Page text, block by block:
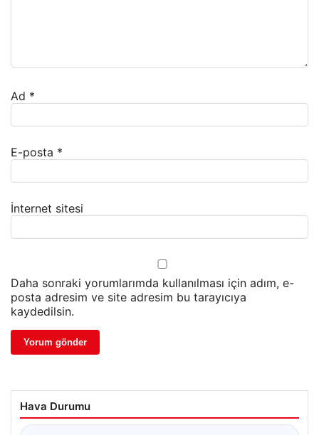
Ad *
E-posta *
İnternet sitesi
Daha sonraki yorumlarımda kullanılması için adım, e-
posta adresim ve site adresim bu tarayıcıya
kaydedilsin.
Hava Durumu